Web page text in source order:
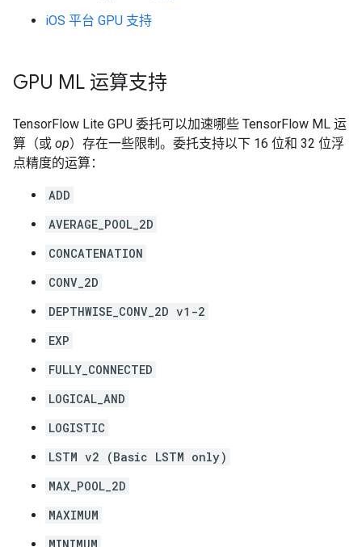
iOS 平台 GPU 支持
GPU ML 运算支持
TensorFlow Lite GPU 委托可以加速哪些 TensorFlow ML 运
算（或 op）存在一些限制。委托支持以下 16 位和 32 位浮
点精度的运算：
ADD
AVERAGE_POOL_2D
CONCATENATION
CONV_2D
DEPTHWISE_CONV_2D v1-2
EXP
FULLY_CONNECTED
LOGICAL_AND
LOGISTIC
LSTM v2 (Basic LSTM only)
MAX_POOL_2D
MAXIMUM